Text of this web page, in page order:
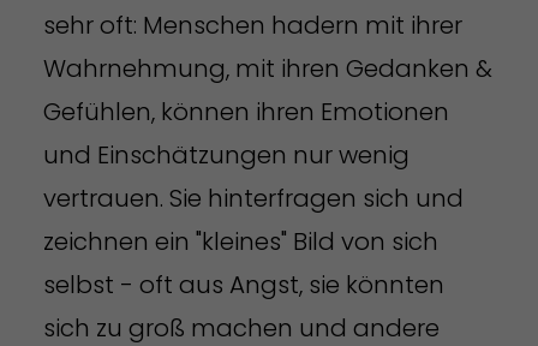
sehr oft: Menschen hadern mit ihrer
Wahrnehmung, mit ihren Gedanken &
Gefühlen, können ihren Emotionen
und Einschätzungen nur wenig
vertrauen. Sie hinterfragen sich und
zeichnen ein "kleines" Bild von sich
selbst - oft aus Angst, sie könnten
sich zu groß machen und andere